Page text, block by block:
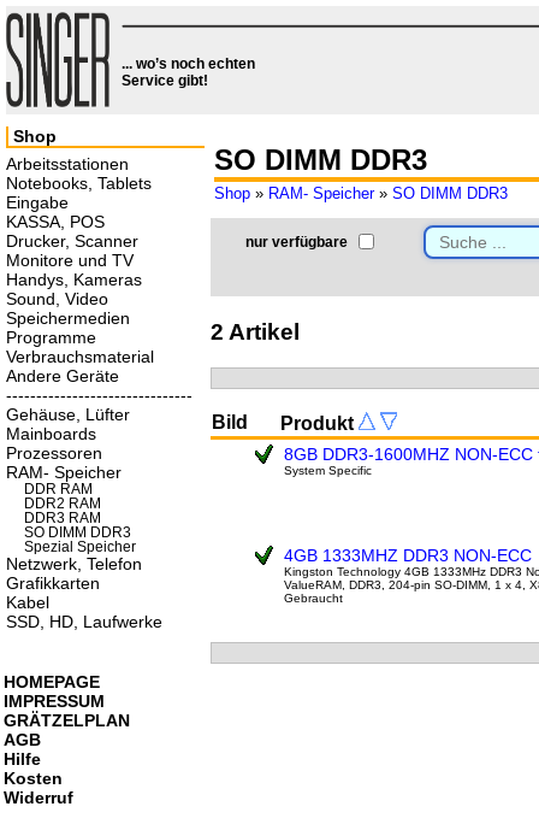
... wo’s noch echten
Service gibt!
SO DIMM DDR3
Shop » RAM- Speicher» SO DIMM DDR3
nur verfügbare
2 Artikel
Bild Produkt
8GB DDR3-1600MHZ NON-
System Specific
4GB 1333MHZ DDR3 NON-ECC
Kingston Technology 4GB 1333MHz DDR3
ValueRAM, DDR3, 204-pin SO-DIMM, 1 x 4,
Gebraucht
Shop
Arbeitsstationen
Notebooks, Tablets
Eingabe
KASSA, POS
Drucker, Scanner
Monitore und TV
Handys, Kameras
Sound, Video
Speichermedien
Programme
Verbrauchsmaterial
Andere Geräte
-------------------------------
Gehäuse, Lüfter
Mainboards
Prozessoren
RAM- Speicher
DDR RAM
DDR2 RAM
DDR3 RAM
SO DIMM DDR3
Spezial Speicher
Netzwerk, Telefon
Grafikkarten
Kabel
SSD, HD, Laufwerke
HOMEPAGE
IMPRESSUM
GRÄTZELPLAN
AGB
Hilfe
Kosten
Widerruf